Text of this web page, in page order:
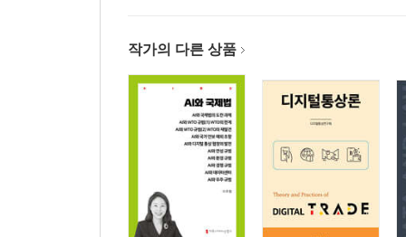
작가의 다른 상품